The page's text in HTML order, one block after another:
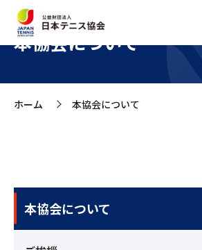
本協会について
ホーム >
本協会について
本協会について